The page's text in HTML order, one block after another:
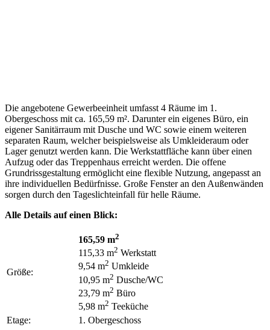
Die angebotene Gewerbeeinheit umfasst 4 Räume im 1.
Obergeschoss mit ca. 165,59 m². Darunter ein eigenes Büro, ein
eigener Sanitärraum mit Dusche und WC sowie einem weiteren
separaten Raum, welcher beispielsweise als Umkleideraum oder
Lager genutzt werden kann. Die Werkstattfläche kann über einen
Aufzug oder das Treppenhaus erreicht werden. Die offene
Grundrissgestaltung ermöglicht eine flexible Nutzung, angepasst an
ihre individuellen Bedürfnisse. Große Fenster an den Außenwänden
sorgen durch den Tageslichteinfall für helle Räume.
Alle Details auf einen Blick:
Größe:
165,59 m2
115,33 m2 Werkstatt
9,54 m2 Umkleide
10,95 m2 Dusche/WC
23,79 m2 Büro
5,98 m2 Teeküche
Etage:
1. Obergeschoss